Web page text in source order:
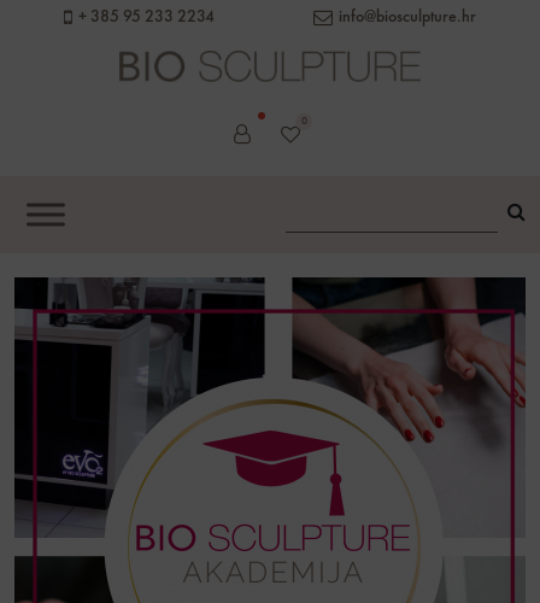
+ 385 95 233 2234 info@biosculpture.hr
0